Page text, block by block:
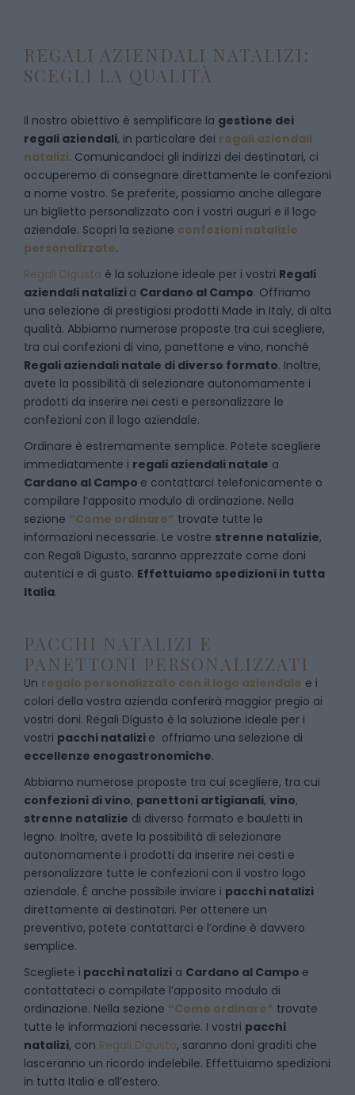
REGALI AZIENDALI NATALIZI:
SCEGLI LA QUALITÀ
Il nostro obiettivo è semplificare la gestione dei
regali aziendali, in particolare dei regali aziendali
natalizi. Comunicandoci gli indirizzi dei destinatari, ci
occuperemo di consegnare direttamente le confezioni
a nome vostro. Se preferite, possiamo anche allegare
un biglietto personalizzato con i vostri auguri e il logo
aziendale. Scopri la sezione confezioni natalizie
personalizzate.
Regali Digusto è la soluzione ideale per i vostri Regali
aziendali natalizi a Cardano al Campo. Offriamo
una selezione di prestigiosi prodotti Made in Italy, di alta
qualità. Abbiamo numerose proposte tra cui scegliere,
tra cui confezioni di vino, panettone e vino, nonché
Regali aziendali natale di diverso formato. Inoltre,
avete la possibilità di selezionare autonomamente i
prodotti da inserire nei cesti e personalizzare le
confezioni con il logo aziendale.
Ordinare è estremamente semplice. Potete scegliere
immediatamente i regali aziendali natale a
Cardano al Campo e contattarci telefonicamente o
compilare l’apposito modulo di ordinazione. Nella
sezione “Come ordinare” trovate tutte le
informazioni necessarie. Le vostre strenne natalizie,
con Regali Digusto, saranno apprezzate come doni
autentici e di gusto. Effettuiamo spedizioni in tutta
Italia.
PACCHI NATALIZI E
PANETTONI PERSONALIZZATI
Un regalo personalizzato con il logo aziendale e i
colori della vostra azienda conferirà maggior pregio ai
vostri doni. Regali Digusto è la soluzione ideale per i
vostri pacchi natalizi e offriamo una selezione di
eccellenze enogastronomiche.
Abbiamo numerose proposte tra cui scegliere, tra cui
confezioni di vino, panettoni artigianali, vino,
strenne natalizie di diverso formato e bauletti in
legno. Inoltre, avete la possibilità di selezionare
autonomamente i prodotti da inserire nei cesti e
personalizzare tutte le confezioni con il vostro logo
aziendale. È anche possibile inviare i pacchi natalizi
direttamente ai destinatari. Per ottenere un
preventivo, potete contattarci e l’ordine è davvero
semplice.
Scegliete i pacchi natalizi a Cardano al Campo e
contattateci o compilate l’apposito modulo di
ordinazione. Nella sezione “Come ordinare” trovate
tutte le informazioni necessarie. I vostri pacchi
natalizi, con Regali Digusto, saranno doni graditi che
lasceranno un ricordo indelebile. Effettuiamo spedizioni
in tutta Italia e all’estero.